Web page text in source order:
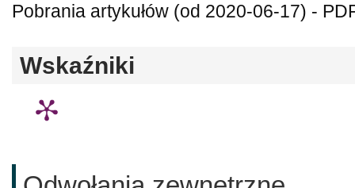
Pobrania artykułów (od 2020-06-17) -
Wskaźniki